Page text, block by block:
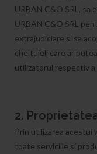
URBAN C&O SRL, sa
URBAN C&O SRL
extrajudiciare si sa
cheltuieli care ar
utilizatorul respectiv
2.
Prin utilizarea
toate serviciile si